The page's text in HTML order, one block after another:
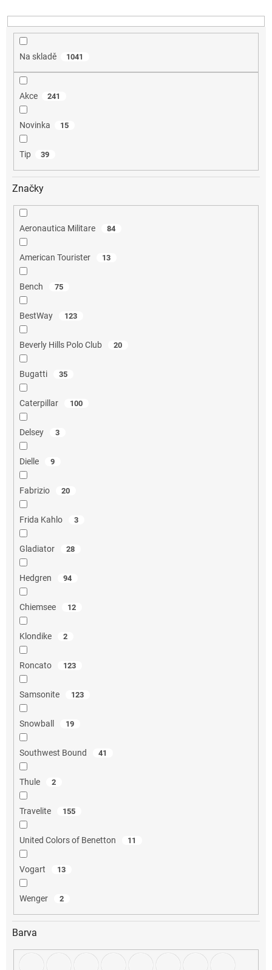
u
Na skladě 1041
Akce 241
Novinka 15
Tip 39
Značky
Aeronautica Militare 84
American Tourister 13
Bench 75
BestWay 123
Beverly Hills Polo Club 20
Bugatti 35
Caterpillar 100
Delsey 3
Dielle 9
Fabrizio 20
Frida Kahlo 3
Gladiator 28
Hedgren 94
Chiemsee 12
Klondike 2
Roncato 123
Samsonite 123
Snowball 19
Southwest Bound 41
Thule 2
Travelite 155
United Colors of Benetton 11
Vogart 13
Wenger 2
Barva